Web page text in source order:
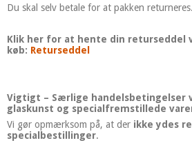
Du skal selv betale for at pakken returneres.
Klik her for at hente din returseddel
køb: Returseddel
Vigtigt – Særlige handelsbetingelser
glaskunst og specialfremstillede
Vi gør opmærksom på, at der ikke ydes
specialbestillinger.